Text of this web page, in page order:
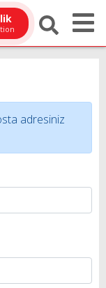
adresiniz